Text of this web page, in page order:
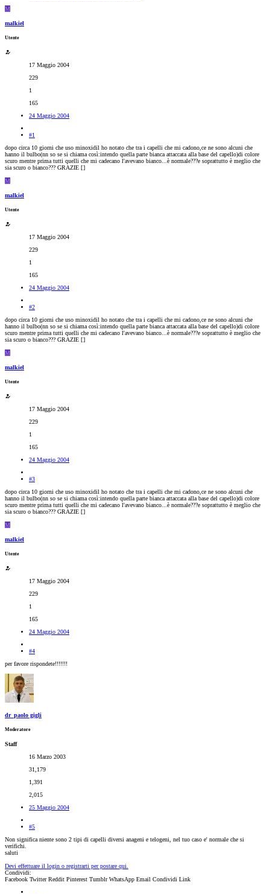
M
malkiel
Utente
17 Maggio 2004
229
1
165
24 Maggio 2004
#1
dopo circa 10 giorni che uso minoxidil ho notato che tra i capelli che mi cadono,ce ne sono alcuni che
hanno il bulbo(nn so se si chiama così:intendo quella parte bianca attaccata alla base del capello)di colore
scuro mentre prima tutti quelli che mi cadecano l'avevano bianco...è normale???e soprattutto è meglio che
sia scuro o bianco??? GRAZIE []
M
malkiel
Utente
17 Maggio 2004
229
1
165
24 Maggio 2004
#2
dopo circa 10 giorni che uso minoxidil ho notato che tra i capelli che mi cadono,ce ne sono alcuni che
hanno il bulbo(nn so se si chiama così:intendo quella parte bianca attaccata alla base del capello)di colore
scuro mentre prima tutti quelli che mi cadecano l'avevano bianco...è normale???e soprattutto è meglio che
sia scuro o bianco??? GRAZIE []
M
malkiel
Utente
17 Maggio 2004
229
1
165
24 Maggio 2004
#3
dopo circa 10 giorni che uso minoxidil ho notato che tra i capelli che mi cadono,ce ne sono alcuni che
hanno il bulbo(nn so se si chiama così:intendo quella parte bianca attaccata alla base del capello)di colore
scuro mentre prima tutti quelli che mi cadecano l'avevano bianco...è normale???e soprattutto è meglio che
sia scuro o bianco??? GRAZIE []
M
malkiel
Utente
17 Maggio 2004
229
1
165
24 Maggio 2004
#4
per favore rispondete!!!!!!!
dr_paolo gigli
Moderatore
Staff
16 Marzo 2003
31,179
1,391
2,015
25 Maggio 2004
#5
Non significa niente sono 2 tipi di capelli diversi anageni e telogeni, nel tuo caso e' normale che si
verifichi.
saluti
Devi effettuare il login o registrarti per postare qui.
Condividi:
Facebook Twitter Reddit Pinterest Tumblr WhatsApp Email Condividi Link